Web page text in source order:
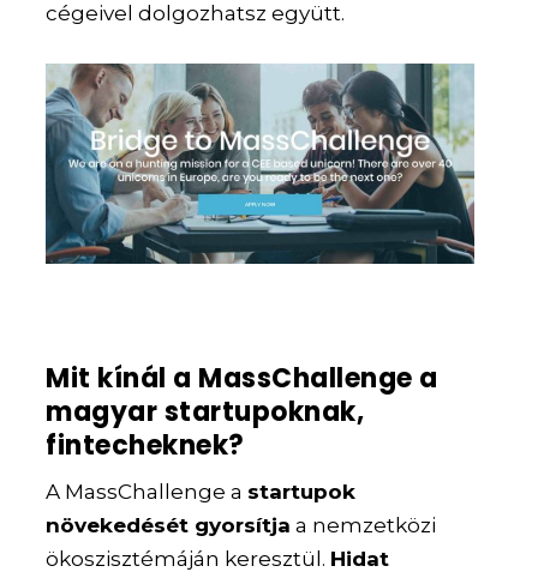
cégeivel dolgozhatsz együtt.
Mit kínál a MassChallenge a
magyar startupoknak,
fintecheknek?
A MassChallenge a startupok
növekedését gyorsítja a nemzetközi
ökoszisztémáján keresztül. Hidat